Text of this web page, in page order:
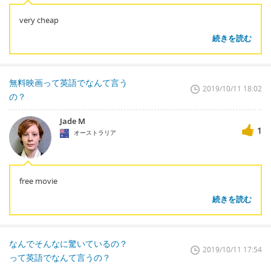
very cheap
続きを読む
無料映画って英語でなんて言う
の？
2019/10/11 18:02
Jade M
オーストラリア 1
free movie
続きを読む
なんでそんなに驚いているの？
って英語でなんて言うの？
2019/10/11 17:54